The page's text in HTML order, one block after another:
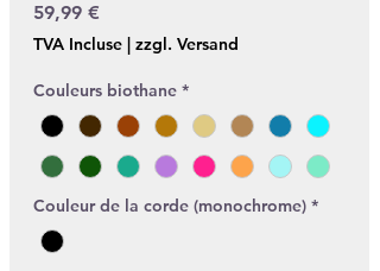
59,99 €
TVA Incluse | zzgl. Versand
Couleurs biothane *
Couleur de la corde (monochrome) *